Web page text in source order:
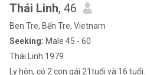
Thái Linh, 46
Ben Tre, Bến Tre, Vietnam
Seeking: Male 45 - 60
Thái Linh 1979
Ly hôn, có 2 con gái 21tuổi và 16